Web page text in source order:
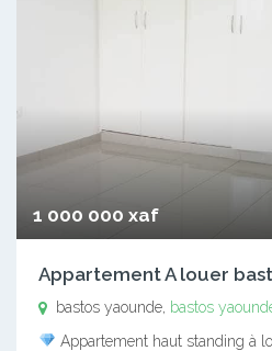
1 000 000 xaf
Appartement A louer
bastos yaounde, bastos
Appartement haut standing à